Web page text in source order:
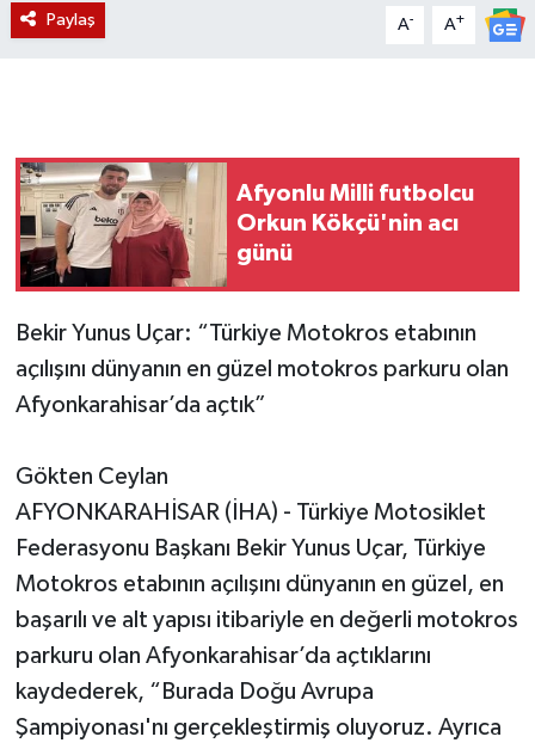
Paylaş A- A+
Afyonlu Milli futbolcu
Orkun Kökçü'nin acı
günü
Bekir Yunus Uçar: “Türkiye Motokros etabının
açılışını dünyanın en güzel motokros parkuru olan
Afyonkarahisar’da açtık”
Gökten Ceylan
AFYONKARAHİSAR (İHA) - Türkiye Motosiklet
Federasyonu Başkanı Bekir Yunus Uçar, Türkiye
Motokros etabının açılışını dünyanın en güzel, en
başarılı ve alt yapısı itibariyle en değerli motokros
parkuru olan Afyonkarahisar’da açtıklarını
kaydederek, “Burada Doğu Avrupa
Şampiyonası'nı gerçekleştirmiş oluyoruz. Ayrıca